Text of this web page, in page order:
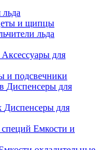
и щипцы
льда
Аксессуары для
и подсвечники
Диспенсеры для
Диспенсеры для
Емкости и